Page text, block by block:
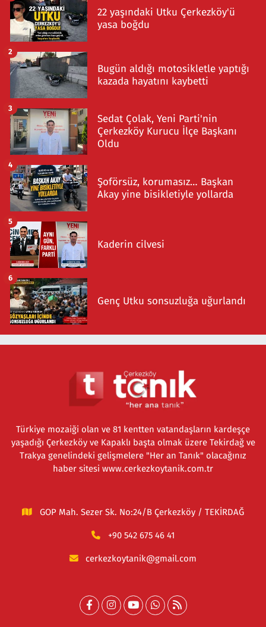
22 yaşındaki Utku Çerkezköy'ü
yasa boğdu
Bugün aldığı motosikletle yaptığı
kazada hayatını kaybetti
2
Sedat Çolak, Yeni Parti'nin
Çerkezköy Kurucu İlçe Başkanı
Oldu
3
Şoförsüz, korumasız… Başkan
Akay yine bisikletiyle yollarda
4
Kaderin cilvesi
5
Genç Utku sonsuzluğa uğurlandı
6
Türkiye mozaiği olan ve 81 kentten vatandaşların kardeşçe
yaşadığı Çerkezköy ve Kapaklı başta olmak üzere Tekirdağ ve
Trakya genelindeki gelişmelere "Her an Tanık" olacağınız
haber sitesi www.cerkezkoytanik.com.tr
GOP Mah. Sezer Sk. No:24/B Çerkezköy / TEKİRDAĞ
+90 542 675 46 41
cerkezkoytanik@gmail.com